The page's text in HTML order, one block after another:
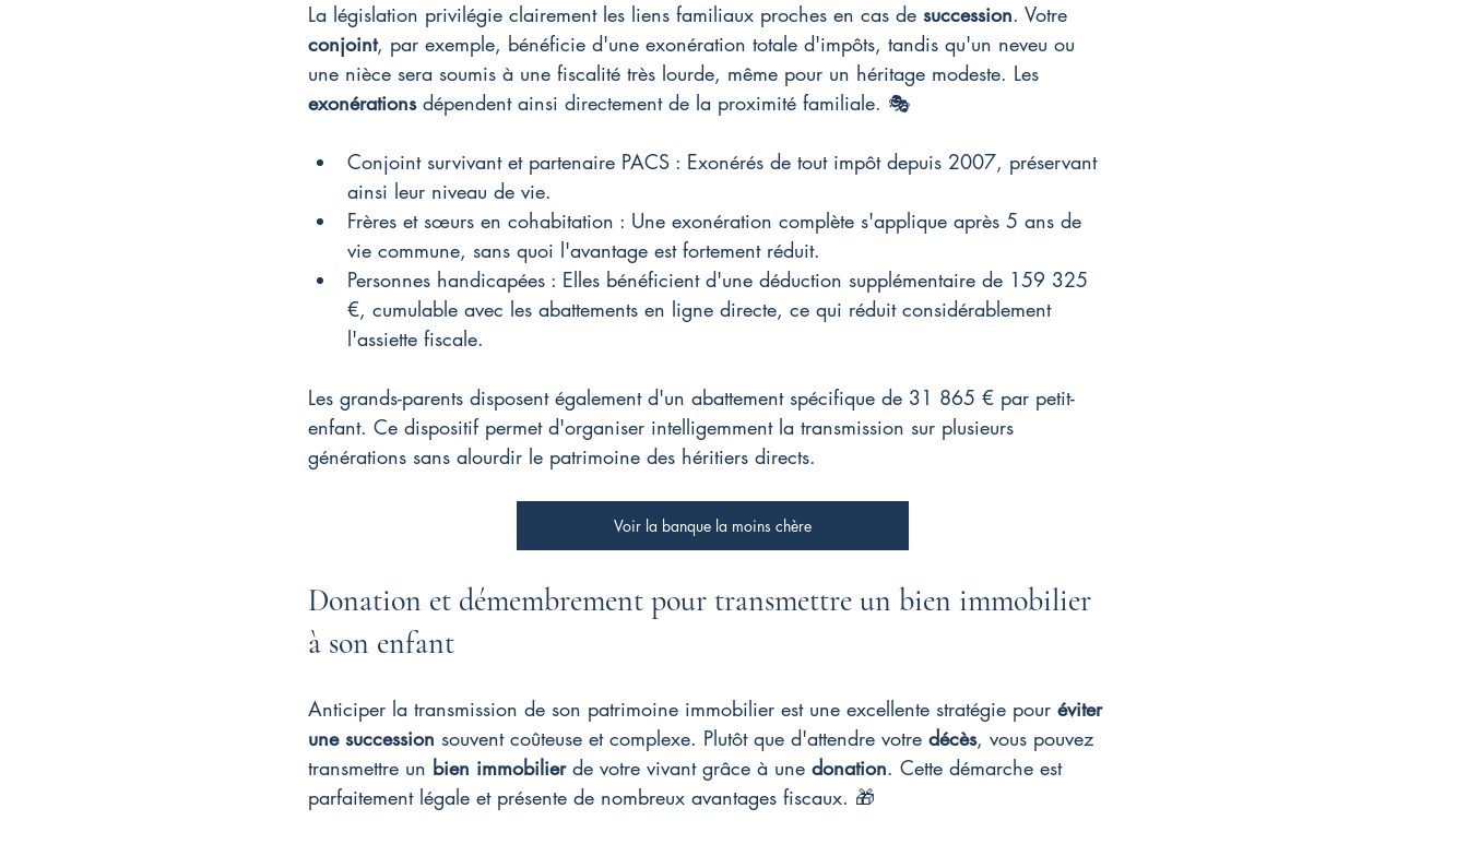
La législation privilégie clairement les liens familiaux proches en cas de succession. Votre
conjoint, par exemple, bénéficie d'une exonération totale d'impôts, tandis qu'un neveu ou
une nièce sera soumis à une fiscalité très lourde, même pour un héritage modeste. Les
exonérations dépendent ainsi directement de la proximité familiale. 🎭
Conjoint survivant et partenaire PACS : Exonérés de tout impôt depuis 2007, préservant
ainsi leur niveau de vie.
Frères et sœurs en cohabitation : Une exonération complète s'applique après 5 ans de
vie commune, sans quoi l'avantage est fortement réduit.
Personnes handicapées : Elles bénéficient d'une déduction supplémentaire de 159 325
€, cumulable avec les abattements en ligne directe, ce qui réduit considérablement
l'assiette fiscale.
Les grands-parents disposent également d'un abattement spécifique de 31 865 € par petit-
enfant. Ce dispositif permet d'organiser intelligemment la transmission sur plusieurs
générations sans alourdir le patrimoine des héritiers directs.
Voir la banque la moins chère
Donation et démembrement pour transmettre un bien immobilier
à son enfant
Anticiper la transmission de son patrimoine immobilier est une excellente stratégie pour éviter
une succession souvent coûteuse et complexe. Plutôt que d'attendre votre décès, vous pouvez
transmettre un bien immobilier de votre vivant grâce à une donation. Cette démarche est
parfaitement légale et présente de nombreux avantages fiscaux. 🎁